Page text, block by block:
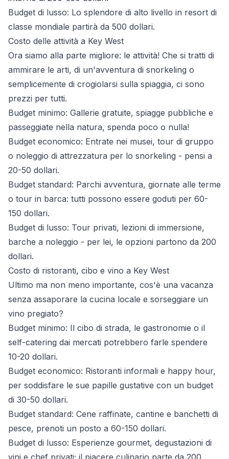
Budget di lusso: Lo splendore di alto livello in resort di
classe mondiale partirà da 500 dollari.
Costo delle attività a Key West
Ora siamo alla parte migliore: le attività! Che si tratti di
ammirare le arti, di un'avventura di snorkeling o
semplicemente di crogiolarsi sulla spiaggia, ci sono
prezzi per tutti.
Budget minimo: Gallerie gratuite, spiagge pubbliche e
passeggiate nella natura, spenda poco o nulla!
Budget economico: Entrate nei musei, tour di gruppo
o noleggio di attrezzatura per lo snorkeling - pensi a
20-50 dollari.
Budget standard: Parchi avventura, giornate alle terme
o tour in barca: tutti possono essere goduti per 60-
150 dollari.
Budget di lusso: Tour privati, lezioni di immersione,
barche a noleggio - per lei, le opzioni partono da 200
dollari.
Costo di ristoranti, cibo e vino a Key West
Ultimo ma non meno importante, cos'è una vacanza
senza assaporare la cucina locale e sorseggiare un
vino pregiato?
Budget minimo: Il cibo di strada, le gastronomie o il
self-catering dai mercati potrebbero farle spendere
10-20 dollari.
Budget economico: Ristoranti informali e happy hour,
per soddisfare le sue papille gustative con un budget
di 30-50 dollari.
Budget standard: Cene raffinate, cantine e banchetti di
pesce, prenoti un posto a 60-150 dollari.
Budget di lusso: Esperienze gourmet, degustazioni di
vini e chef privati; il piacere culinario parte da 200